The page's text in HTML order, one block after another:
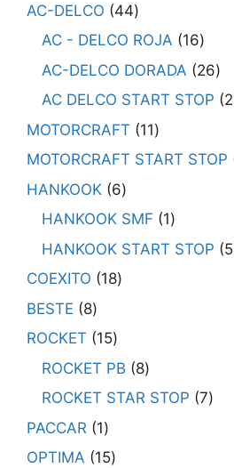
AC-DELCO
44
AC - DELCO ROJA
16
AC-DELCO DORADA
26
AC DELCO START STOP
2
MOTORCRAFT
11
MOTORCRAFT START STOP
HANKOOK 6
HANKOOK SMF
1
HANKOOK START STOP
5
COEXITO
18
BESTE
8
ROCKET
15
ROCKET PB
8
ROCKET STAR STOP 7
PACCAR
1
OPTIMA
15